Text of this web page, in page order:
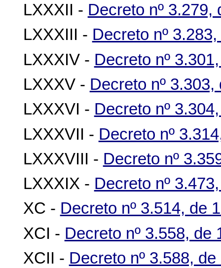
LXXXII - Decreto nº 3.279,
LXXXIII - Decreto nº
LXXXIV - Decreto nº
LXXXV - Decreto nº
LXXXVI - Decreto nº
LXXXVII - Decreto nº
LXXXVIII - Decreto nº
LXXXIX - Decreto nº
XC - Decreto nº 3.514, de
XCI - Decreto nº 3.558, de
XCII - Decreto nº 3.588,